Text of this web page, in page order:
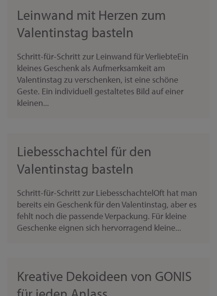
Leinwand mit Herzen zum
Valentinstag basteln
Schritt-für-Schritt zur Leinwand für VerliebteEin
kleines Geschenk als Aufmerksamkeit am
Valentinstag zu verschenken, ist eine schöne
Geste. Ein individuell gestaltetes Bild auf einer
kleinen...
Liebesschachtel für den
Valentinstag basteln
Schritt-für-Schritt zur LiebesschachtelOft hat man
bereits ein Geschenk für den Valentinstag, aber es
fehlt noch die passende Verpackung. Für kleine
Geschenke eignen sich hervorragend kleine...
Kreative Dekoideen von GONIS